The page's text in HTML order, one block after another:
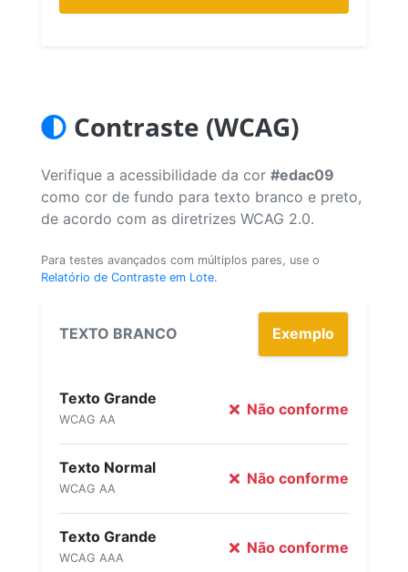
Contraste (WCAG)
Verifique a acessibilidade da cor #edac09
como cor de fundo para texto branco e preto,
de acordo com as diretrizes WCAG 2.0.
Para testes avançados com múltiplos pares, use o
Relatório de Contraste em Lote.
TEXTO BRANCO Exemplo
Texto Grande
WCAG AA
Não conforme
Texto Normal
WCAG AA
Não conforme
Texto Grande
WCAG AAA
Não conforme